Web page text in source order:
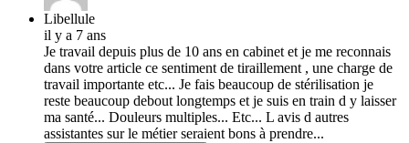
Libellule
il y a 7 ans
Je travail depuis plus de 10 ans en cabinet et je me reconnais
dans votre article ce sentiment de tiraillement , une charge de
travail importante etc... Je fais beaucoup de stérilisation je
reste beaucoup debout longtemps et je suis en train d y laisser
ma santé... Douleurs multiples... Etc... L avis d autres
assistantes sur le métier seraient bons à prendre...